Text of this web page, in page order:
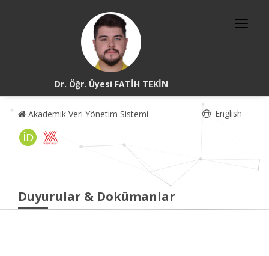
Dr. Öğr. Üyesi FATİH TEKİN
Akademik Veri Yönetim Sistemi English
Duyurular & Dokümanlar